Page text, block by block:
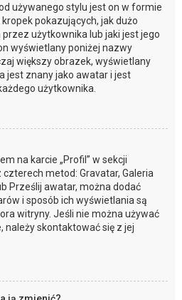
używanego stylu jest on w formie
pokazujących, jak dużo
użytkownika lub jaki jest jego
wyświetlany poniżej nazwy
większy obrazek, wyświetlany
jest znany jako awatar i jest
użytkownika.
na karcie „Profil” w sekcji
metod: Gravatar, Galeria
Prześlij awatar, można dodać
i sposób ich wyświetlania są
witryny. Jeśli nie można używać
skontaktować się z jej